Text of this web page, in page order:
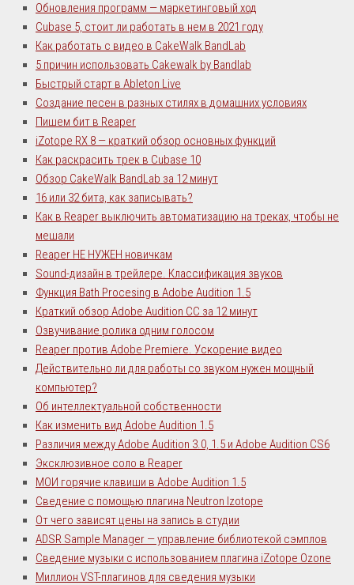
Обновления программ — маркетинговый ход
Cubase 5, стоит ли работать в нем в 2021 году
Как работать с видео в CakeWalk BandLab
5 причин использовать Cakewalk by Bandlab
Быстрый старт в Ableton Live
Создание песен в разных стилях в домашних условиях
Пишем бит в Reaper
iZotope RX 8 — краткий обзор основных функций
Как раскрасить трек в Cubase 10
Обзор CakeWalk BandLab за 12 минут
16 или 32 бита, как записывать?
Как в Reaper выключить автоматизацию на треках, чтобы не
мешали
Reaper НЕ НУЖЕН новичкам
Sound-дизайн в трейлере. Классификация звуков
Функция Bath Procesing в Adobe Audition 1.5
Краткий обзор Adobe Audition CC за 12 минут
Озвучивание ролика одним голосом
Reaper против Adobe Premiere. Ускорение видео
Действительно ли для работы со звуком нужен мощный
компьютер?
Об интеллектуальной собственности
Как изменить вид Adobe Audition 1.5
Различия между Adobe Audition 3.0, 1.5 и Adobe Audition CS6
Эксклюзивное соло в Reaper
МОИ горячие клавиши в Adobe Audition 1.5
Сведение с помощью плагина Neutron Izotope
От чего зависят цены на запись в студии
ADSR Sample Manager — управление библиотекой сэмплов
Сведение музыки с использованием плагина iZotope Ozone
Миллион VST-плагинов для сведения музыки